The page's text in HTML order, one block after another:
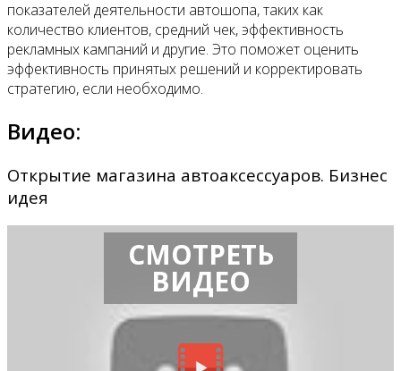
показателей деятельности автошопа, таких как
количество клиентов, средний чек, эффективность
рекламных кампаний и другие. Это поможет оценить
эффективность принятых решений и корректировать
стратегию, если необходимо.
Видео:
Открытие магазина автоаксессуаров. Бизнес
идея
СМОТРЕТЬ
ВИДЕО